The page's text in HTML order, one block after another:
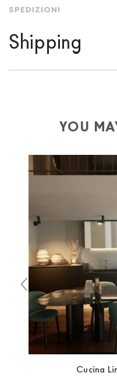
SPEDIZIONI
Shipping
shippinguses
always taken care
quotations when
any indication, the
the pick-up yourself or
YOU
Cucina